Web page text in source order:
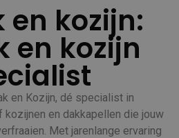
en kozijn:
en kozijn
en Kozijn, dé specialist in
en dakkapellen die jouw
Met jarenlange ervaring